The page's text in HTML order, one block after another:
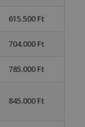
615.500 Ft
704.000 Ft
785.000 Ft
845.000 Ft